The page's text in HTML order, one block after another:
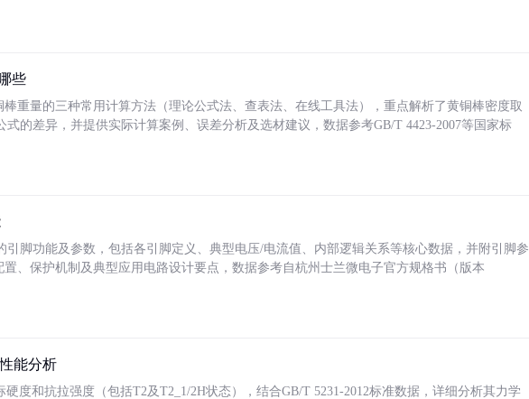
些
重量的三种常用计算方法（理论公式法、查表法、在线工具法），重点解析了黄铜棒密度取
式的差异，并提供实际计算案例、误差分析及选材建议，数据参考GB/T 4423-2007等国家标
引脚功能及参数，包括各引脚定义、典型电压/电流值、内部逻辑关系等核心数据，并附引脚参
、保护机制及典型应用电路设计要点，数据参考自杭州士兰微电子官方规格书（版本
能分析
度和抗拉强度（包括T2及T2_1/2H状态），结合GB/T 5231-2012标准数据，详细分析其力学